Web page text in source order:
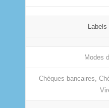
Labels
Modes
Chèques bancaires,